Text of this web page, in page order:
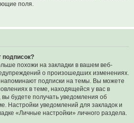
поля.
подписок?
похожи на закладки в вашем веб-
о произошедших изменениях.
подписки на темы. Вы можете
в теме, находящейся у вас в
вы будете получать уведомления об
Настройки уведомлений для закладок и
«Личные настройки» личного раздела.